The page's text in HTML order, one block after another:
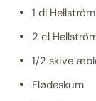
1 dl
2 cl
1/2 skive
Flødeskum